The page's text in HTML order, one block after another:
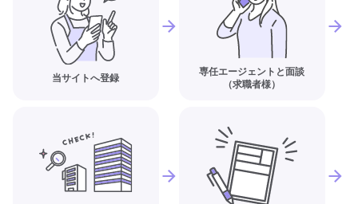
当サイトへ登録
専任エージェントと面談
（求職者様）